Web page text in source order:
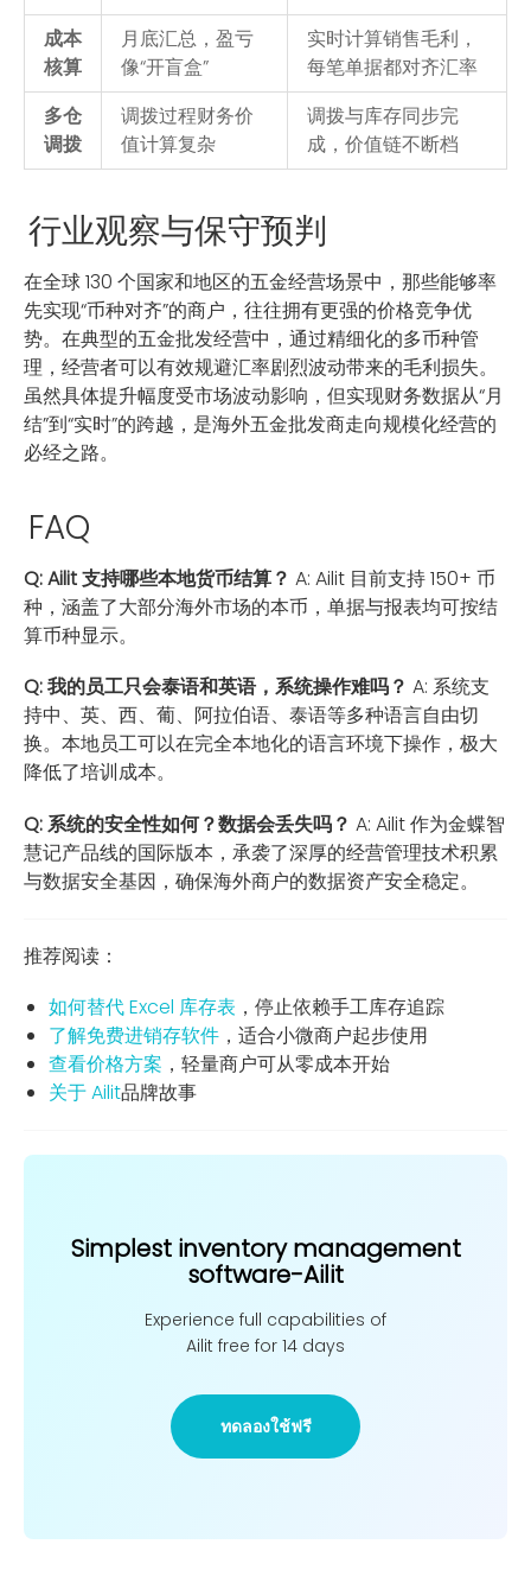
成本
核算
月底汇总，盈亏
像“开盲盒”
实时计算销售毛利，
每笔单据都对齐汇率
多仓
调拨
调拨过程财务价
值计算复杂
调拨与库存同步完
成，价值链不断档
行业观察与保守预判
在全球 130 个国家和地区的五金经营场景中，那些能够率
先实现“币种对齐”的商户，往往拥有更强的价格竞争优
势。在典型的五金批发经营中，通过精细化的多币种管
理，经营者可以有效规避汇率剧烈波动带来的毛利损失。
虽然具体提升幅度受市场波动影响，但实现财务数据从“月
结”到“实时”的跨越，是海外五金批发商走向规模化经营的
必经之路。
FAQ
Q: Ailit 支持哪些本地货币结算？ A: Ailit 目前支持 150+ 币
种，涵盖了大部分海外市场的本币，单据与报表均可按结
算币种显示。
Q: 我的员工只会泰语和英语，系统操作难吗？ A: 系统支
持中、英、西、葡、阿拉伯语、泰语等多种语言自由切
换。本地员工可以在完全本地化的语言环境下操作，极大
降低了培训成本。
Q: 系统的安全性如何？数据会丢失吗？ A: Ailit 作为金蝶智
慧记产品线的国际版本，承袭了深厚的经营管理技术积累
与数据安全基因，确保海外商户的数据资产安全稳定。
推荐阅读：
如何替代 Excel 库存表 ，停止依赖手工库存追踪
了解免费进销存软件，适合小微商户起步使用
查看价格方案 ，轻量商户可从零成本开始
关于 Ailit品牌故事
Simplest inventory management
software-Ailit
Experience full capabilities of
Ailit free for 14 days
ทดลองใช้ฟรี